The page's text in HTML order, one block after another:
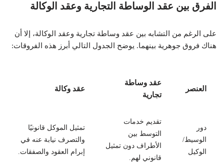
الفرق بين عقد الوساطة التجارية وعقد الوكالة
على الرغم من التشابه بين عقد وساطة تجارية وعقد الوكالة، إلا أن
هناك فروق جوهرية بينهما. يوضح الجدول التالي أبرز هذه الفروقات:
العنصر
عقد وساطة
تجارية
عقد وكالة
دور
الوسيط/
الوكيل
تقديم خدمات
التوسط بين
الأطراف دون تمثيل
قانوني لهم.
تمثيل الموكل قانونيًا
والتصرف نيابة عنه في
إبرام العقود والصفقات.